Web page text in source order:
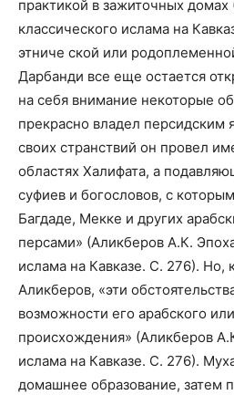
практикой в зажиточных
классического ислама на
этниче ской или
Дарбанди все еще остается
на себя внимание некоторые
прекрасно владел
своих странствий он провел
областях Халифата, а
суфиев и богословов, с
Багдаде, Мекке и других
персами» (Аликберов А.К.
ислама на Кавказе. С. 276). Но,
Аликберов, «эти
возможности его арабского
происхождения» (Аликберов
ислама на Кавказе. С. 276).
домашнее образование, затем